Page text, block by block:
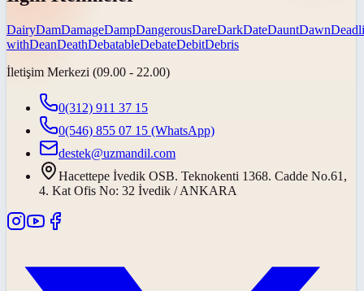
DairyDamDamageDampDangerousDareDarkDateDauntDawn
withDeanDeathDebatableDebateDebitDebris
İletişim Merkezi (09.00 - 22.00)
0(312) 911 37 15
0(546) 855 07 15 (WhatsApp)
destek@uzmandil.com
Hacettepe İvedik OSB. Teknokenti 1368. Cadde No.61,
4. Kat Ofis No: 32 İvedik / ANKARA